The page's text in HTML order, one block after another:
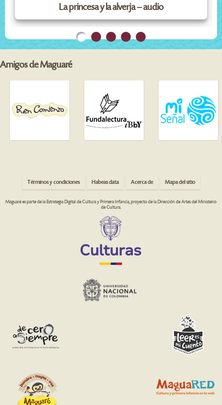
La princesa y la alverja – audio
Amigos de Maguaré
Términos y condiciones Habeas data Acerca de Mapa del sitio
Maguaré es parte de la Estrategia Digital de Cultura y Primera Infancia, proyecto de la Dirección de Artes del Ministerio
de Cultura.